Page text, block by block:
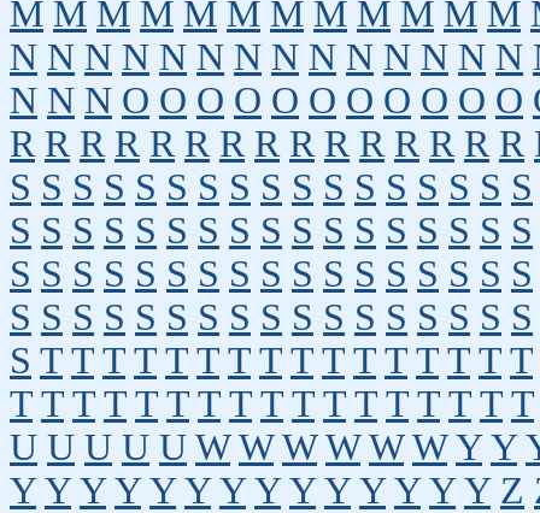
M M M M M M M M M M M M
N N N N N N N N N N N N N N
N N N O O O O O O O O O O O
R R R R R R R R R R R R R R R
S S S S S S S S S S S S S S S S S
S S S S S S S S S S S S S S S S S
S S S S S S S S S S S S S S S S S
S S S S S S S S S S S S S S S S S
S T T T T T T T T T T T T T T T T
T T T T T T T T T T T T T T T T T
U U U U U W W W W W W Y Y
Y Y Y Y Y Y Y Y Y Y Y Y Y Y Z